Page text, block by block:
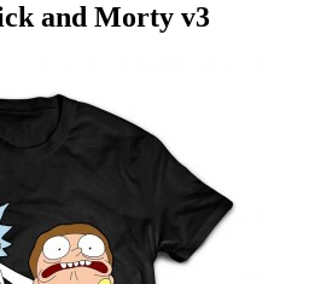
and Morty v3